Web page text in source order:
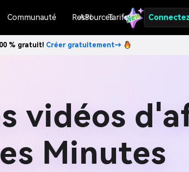
Communauté Ressources
API Tarifs
% gratuit! Créer gratuitement→
vidéos
Minutes